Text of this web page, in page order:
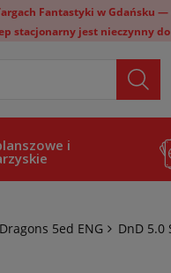
Fantastyki w Gdańsku
stacjonarny jest nieczynny
i
5ed ENG DnD 5.0